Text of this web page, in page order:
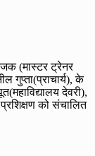
(मास्टर ट्रेनर
गुप्ता(प्राचार्य), के
देवरी),
को संचालित